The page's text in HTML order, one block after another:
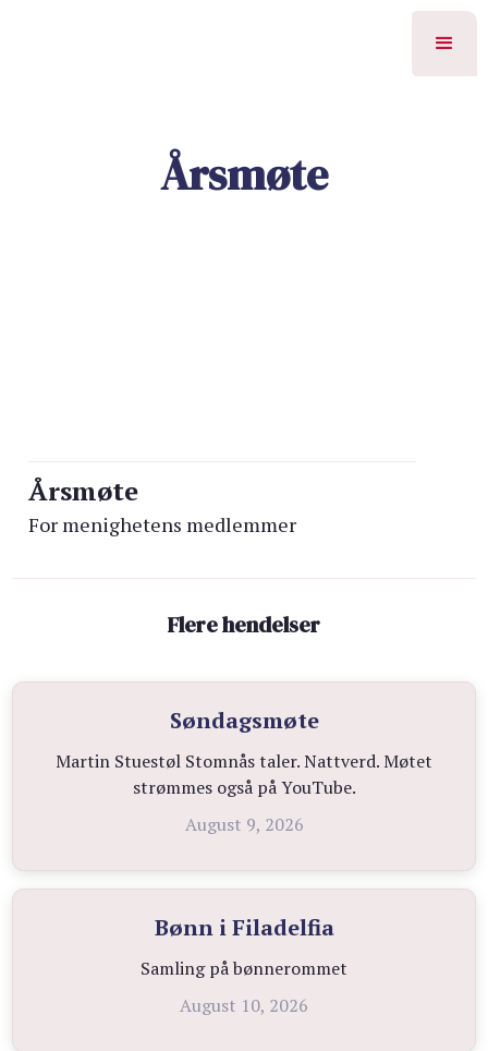
Årsmøte
Årsmøte
For menighetens medlemmer
Flere hendelser
Søndagsmøte
Martin Stuestøl Stomnås taler. Nattverd. Møtet
strømmes også på YouTube.
August 9, 2026
Bønn i Filadelfia
Samling på bønnerommet
August 10, 2026